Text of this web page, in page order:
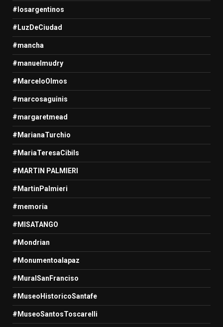
#losargentinos
#LuzDeCiudad
#mancha
#manuelmudry
#MarceloOlmos
#marcosaguinis
#margaretmead
#MarianaTurchio
#MariaTeresaCibils
#MARTIN PALMIERI
#MartinPalmieri
#memoria
#MISATANGO
#Mondrian
#Monumentoalapaz
#MuralSanFranciso
#MuseoHistoricoSantafe
#MuseoSantosToscarelli